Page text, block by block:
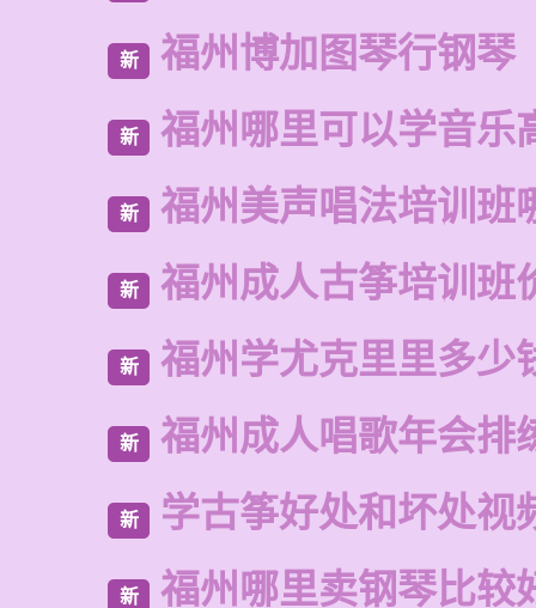
新 福州博加图琴行钢琴
新 福州哪里可以学音乐
新 福州美声唱法培训班
新 福州成人古筝培训班
新 福州学尤克里里多少
新 福州成人唱歌年会排
新 学古筝好处和坏处视
新 福州哪里卖钢琴比较